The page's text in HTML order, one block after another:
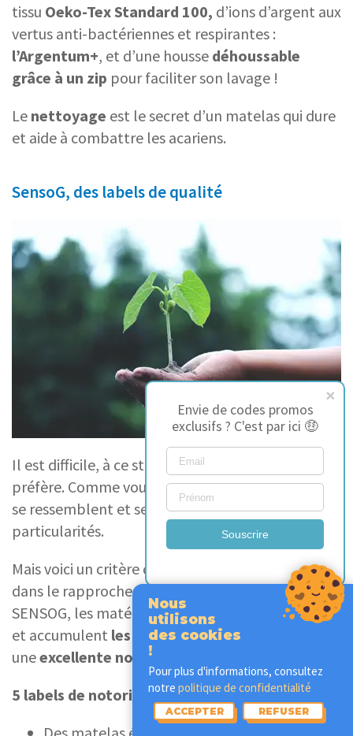
tissu Oeko-Tex Standard 100, d’ions d’argent aux
vertus anti-bactériennes et respirantes :
l’Argentum+, et d’une housse déhoussable
grâce à un zip pour faciliter son lavage !
Le nettoyage est le secret d’un matelas qui dure
et aide à combattre les acariens.
SensoG, des labels de qualité
Il est difficile, à ce stade, de vous dire celui qu’on
préfère. Comme vous le voyez, les deux modèles
se ressemblent et se différencient par de belles
particularités.
Mais voici un critère qui pourra faire la différence
dans le rapprochement entre HYPNIA ou
SENSOG, les matériaux SensoG sont tous certifiés
et accumulent les labels de qualité
uneexcellente notoriété
5 labels de notoriété qualifiée :
Envie de codes promos
exclusifs ? C'est par ici 🤑
Souscrire
Nous
utilisons
des cookies
!
Pour plus d'informations, consultez
notre politique de confidentialité
ACCEPTER REFUSER